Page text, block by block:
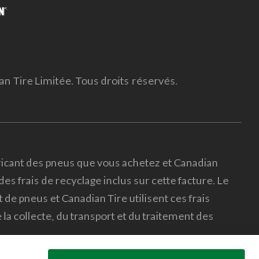
Tire Limitée. Tous droits réservés.
des pneus que vous achetez et Canadian
frais de recyclage inclus sur cette facture. Le
pneus et Canadian Tire utilisent ces frais
collecte, du transport et du traitement des